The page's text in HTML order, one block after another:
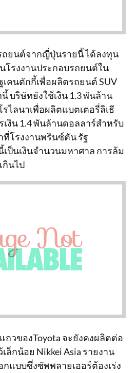
ถยนต์จากญี่ปุ่นรายนี้ ได้ลงทุน
โรงงานประกอบรถยนต์ใน
เคนตักกี้เพื่อผลิตรถยนต์ SUV
บริษัทยังใช้เงิน 1.3 พันล้าน
ไลนาเพื่อผลิตแบตเตอรี่ลิเธี
งิน 1.4 พันล้านดอลลาร์สำหรับ
โรงงานพรินซ์ตัน รัฐ
ป็นเงินจำนวนมหาศาล การล้ม
กินไป
ถวของToyota จะยังคงผลิตต่อ
ล็กน้อย Nikkei Asia รายงาน
แบบซึ่งซัพพลายเออร์ต้องเร่ง